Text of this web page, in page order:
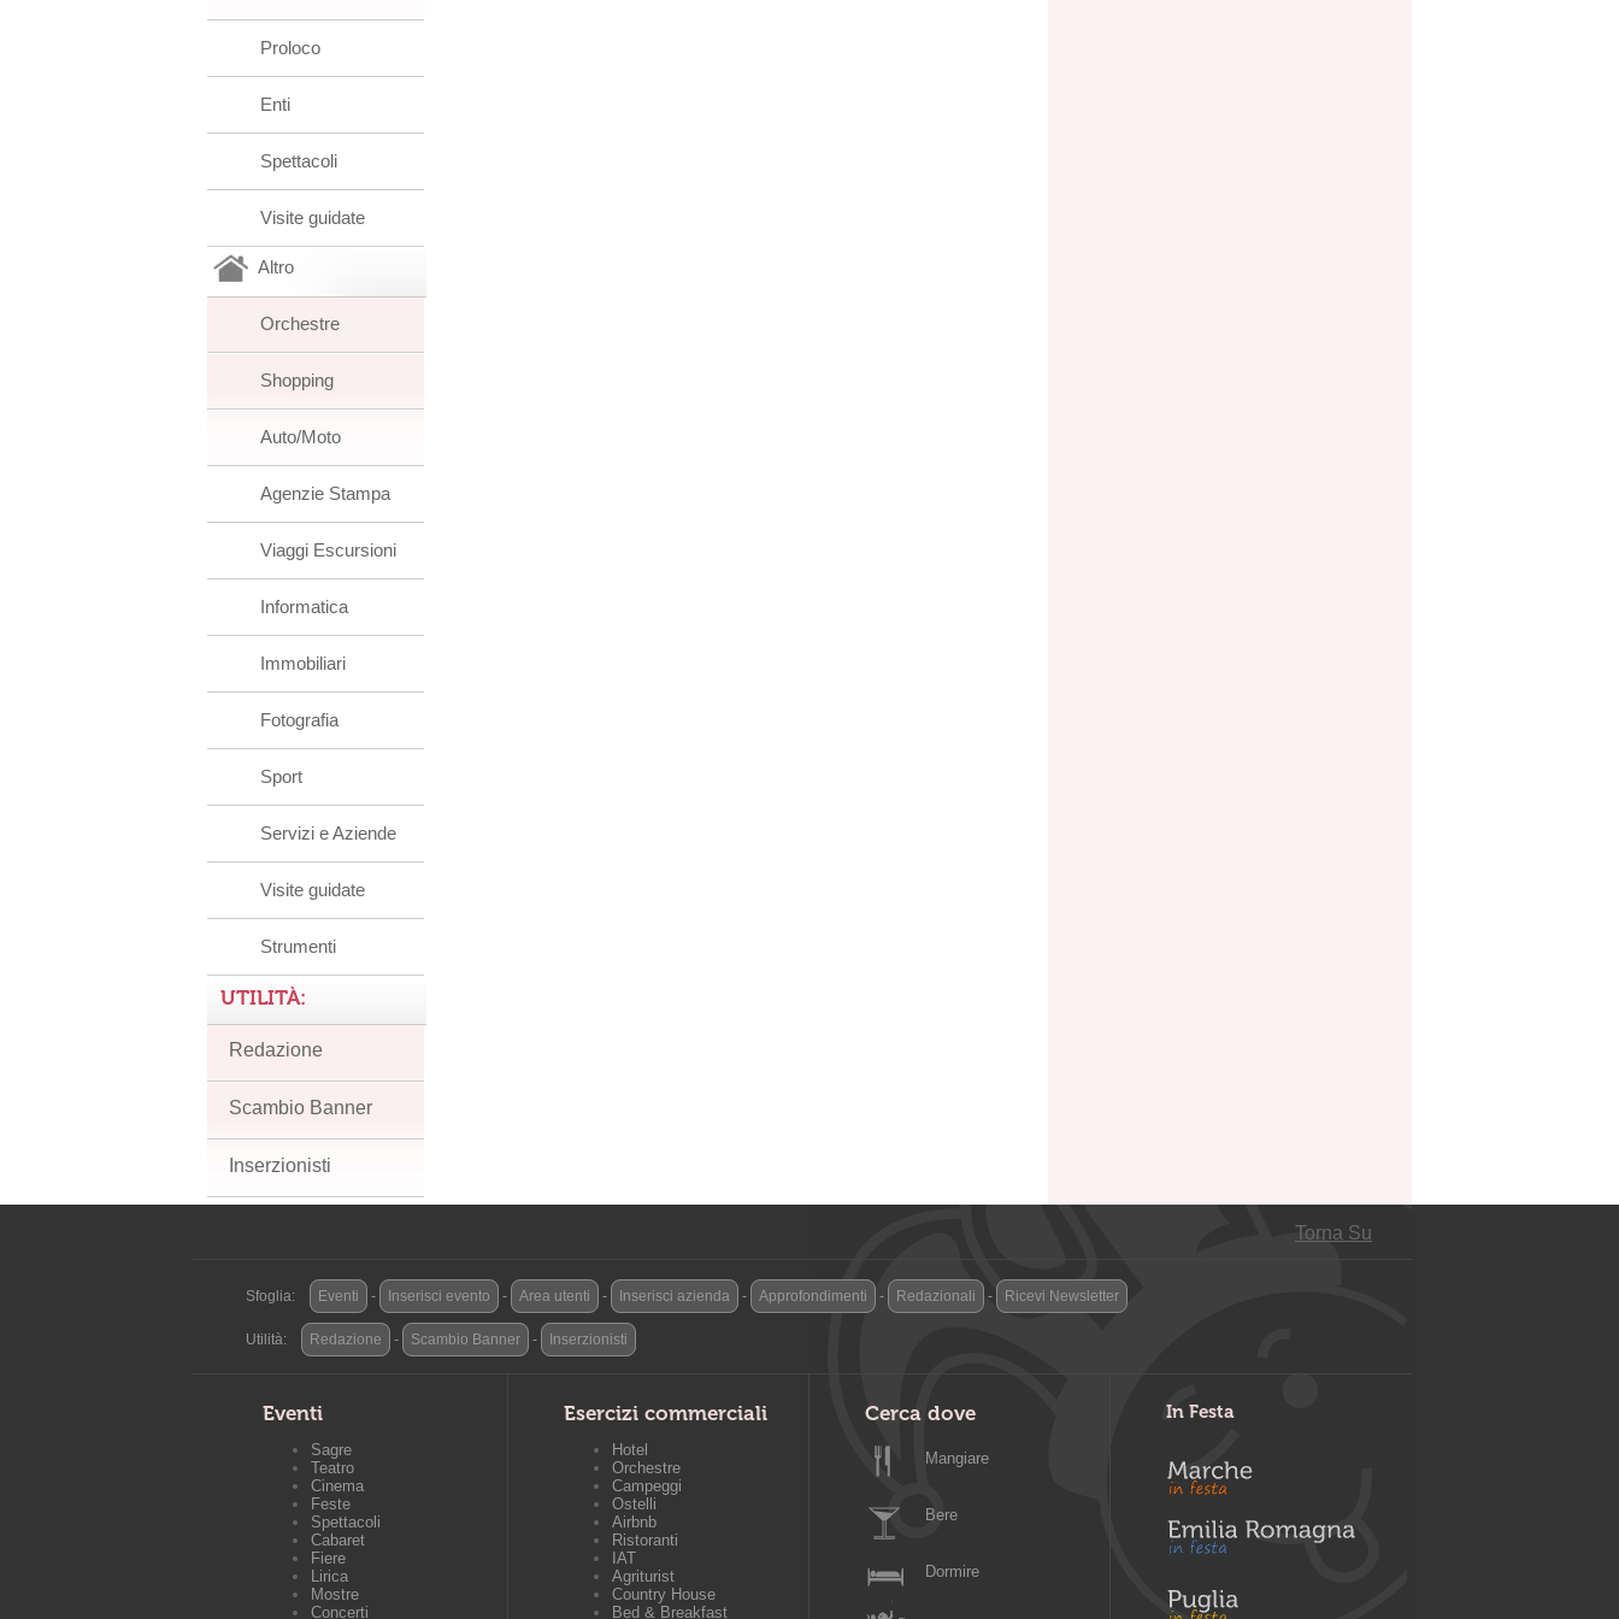
Proloco
Enti
Spettacoli
Visite guidate
Altro
Orchestre
Shopping
Auto/Moto
Agenzie Stampa
Viaggi Escursioni
Informatica
Immobiliari
Fotografia
Sport
Servizi e Aziende
Visite guidate
Strumenti
UTILITÀ:
Redazione
Scambio Banner
Inserzionisti
Torna Su
Sfoglia: Eventi - Inserisci evento - Area utenti - Inserisci azienda - Approfondimenti - Redazionali - Ricevi Newsletter
Utilità: Redazione - Scambio Banner - Inserzionisti
Eventi
Sagre
Teatro
Cinema
Feste
Spettacoli
Cabaret
Fiere
Lirica
Mostre
Concerti
Esercizi commerciali
Hotel
Orchestre
Campeggi
Ostelli
Airbnb
Ristoranti
IAT
Agriturist
Country House
Bed & Breakfast
Cerca dove
Mangiare
Bere
Dormire
In Festa